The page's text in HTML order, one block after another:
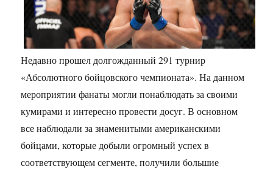
Недавно прошел долгожданный 291 турнир
«Абсолютного бойцовского чемпионата». На данном
мероприятии фанаты могли понаблюдать за своими
кумирами и интересно провести досуг. В основном
все наблюдали за знаменитыми американскими
бойцами, которые добыли огромный успех в
соответствующем сегменте, получили большие